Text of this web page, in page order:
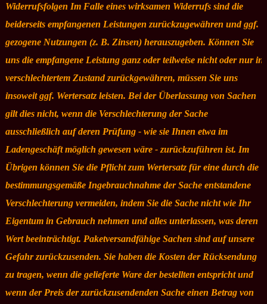
Widerrufsfolgen Im Falle eines wirksamen Widerrufs sind die
beiderseits empfangenen Leistungen zurückzugewähren und ggf.
gezogene Nutzungen (z. B. Zinsen) herauszugeben. Können Sie
uns die empfangene Leistung ganz oder teilweise nicht oder nur in
verschlechtertem Zustand zurückgewähren, müssen Sie uns
insoweit ggf. Wertersatz leisten. Bei der Überlassung von Sachen
gilt dies nicht, wenn die Verschlechterung der Sache
ausschließlich auf deren Prüfung - wie sie Ihnen etwa im
Ladengeschäft möglich gewesen wäre - zurückzuführen ist. Im
Übrigen können Sie die Pflicht zum Wertersatz für eine durch die
bestimmungsgemäße Ingebrauchnahme der Sache entstandene
Verschlechterung vermeiden, indem Sie die Sache nicht wie Ihr
Eigentum in Gebrauch nehmen und alles unterlassen, was deren
Wert beeinträchtigt. Paketversandfähige Sachen sind auf unsere
Gefahr zurückzusenden. Sie haben die Kosten der Rücksendung
zu tragen, wenn die gelieferte Ware der bestellten entspricht und
wenn der Preis der zurückzusendenden Sache einen Betrag von